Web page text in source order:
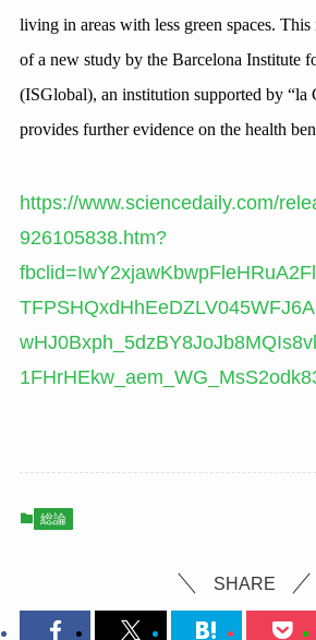
living in areas with less green spaces.
of a new study by the Barcelona Institute
(ISGlobal), an institution supported by “la
provides further evidence on the health
https://www.sciencedaily.com/
926105838.htm?
総論
SHARE